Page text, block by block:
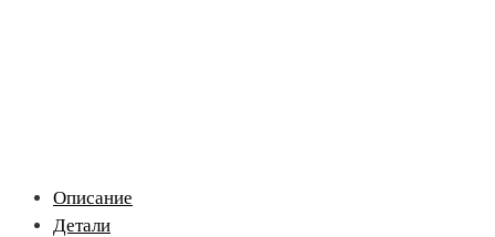
Описание
Детали